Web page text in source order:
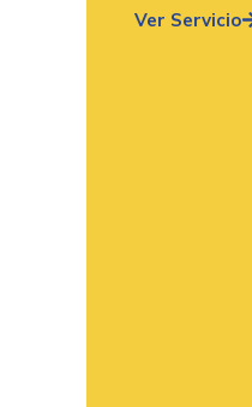
Ver Servicio